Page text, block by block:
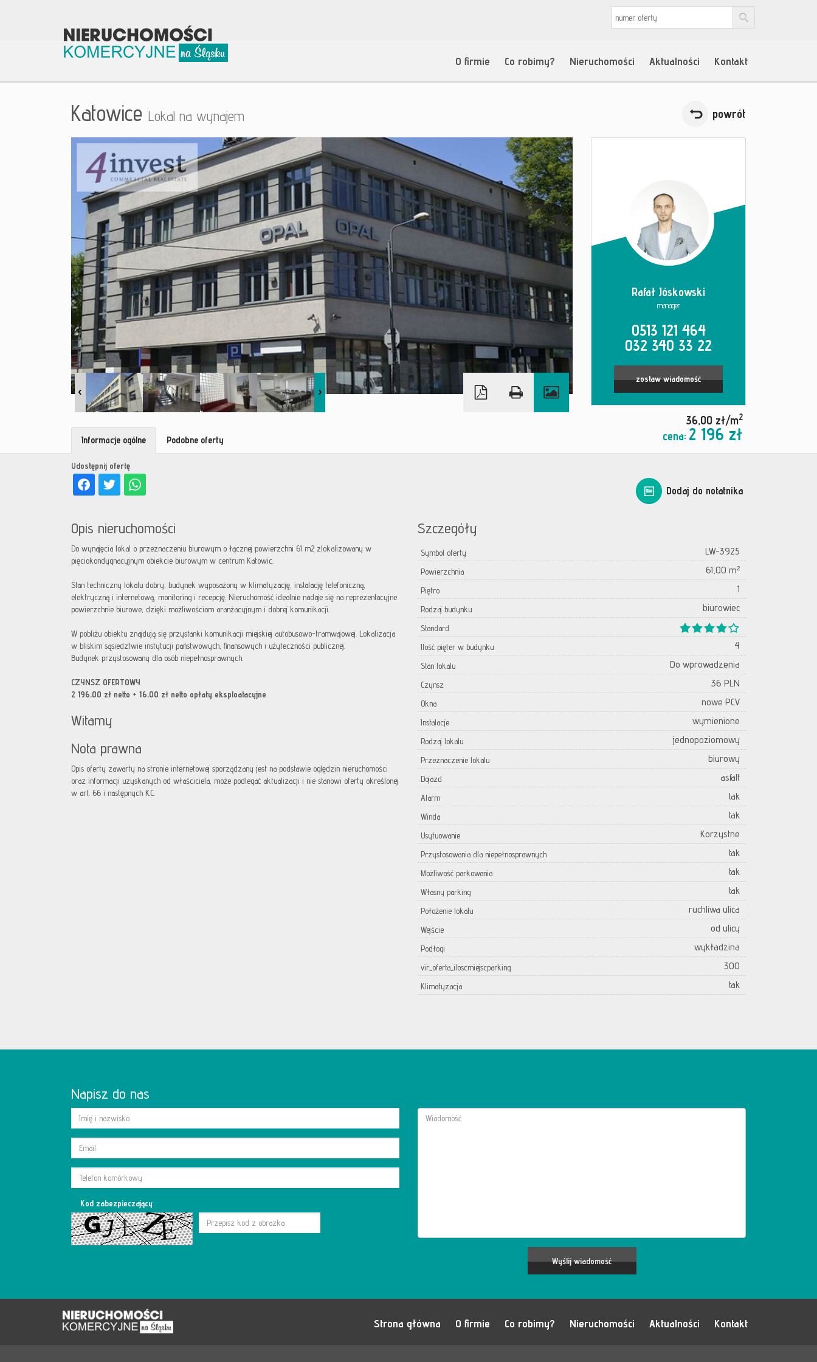
O firmie Co robimy? Nieruchomości Aktualności Kontakt
Katowice Lokal na wynajem powrót
Rafał Jóskowski
manager
0513 121 464
032 340 33 22
zostaw wiadomość
36,00 zł/m2
cena: 2 196 zł
Dodaj do notatnika
Udostępnij ofertę
Informacje ogólne Podobne oferty
Opis nieruchomości
Do wynajęcia lokal o przeznaczeniu biurowym o łącznej powierzchni 61 m2 zlokalizowany w
pięciokondygnacyjnym obiekcie biurowym w centrum Katowic.
Stan techniczny lokalu dobry, budynek wyposażony w klimatyzację, instalację telefoniczną,
elektryczną i internetową, monitoring i recepcję. Nieruchomość idealnie nadaje się na reprezentacyjne
powierzchnie biurowe, dzięki możliwościom aranżacyjnym i dobrej komunikacji.
W pobliżu obiektu znajdują się przystanki komunikacji miejskiej autobusowo-tramwajowej. Lokalizacja
w bliskim sąsiedztwie instytucji państwowych, finansowych i użyteczności publicznej.
Budynek przystosowany dla osób niepełnosprawnych.
CZYNSZ OFERTOWY
2 196,00 zł netto + 16,00 zł netto opłaty eksploatacyjne
Witamy
Nota prawna
Opis oferty zawarty na stronie internetowej sporządzany jest na podstawie oględzin nieruchomości
oraz informacji uzyskanych od właściciela, może podlegać aktualizacji i nie stanowi oferty określonej
w art. 66 i następnych K.C.
Szczegóły
Symbol oferty LW-3925
Powierzchnia 61,00 m²
Piętro 1
Rodzaj budynku biurowiec
Standard
Ilość pięter w budynku
4
Stan lokalu Do wprowadzenia
Czynsz 36 PLN
Okna nowe PCV
Instalacje wymienione
Rodzaj lokalu jednopoziomowy
Przeznaczenie lokalu biurowy
Dojazd asfalt
Alarm tak
Winda tak
Usytuowanie Korzystne
Przystosowania dla niepełnosprawnych tak
Możliwość parkowania tak
Własny parking tak
Położenie lokalu ruchliwa ulica
Wejście od ulicy
Podłogi wykładzina
vir_oferta_iloscmiejscparking 300
Klimatyzacja tak
Napisz do nas
Kod zabezpieczający
Strona główna O firmie Co robimy? Nieruchomości Aktualności Kontakt